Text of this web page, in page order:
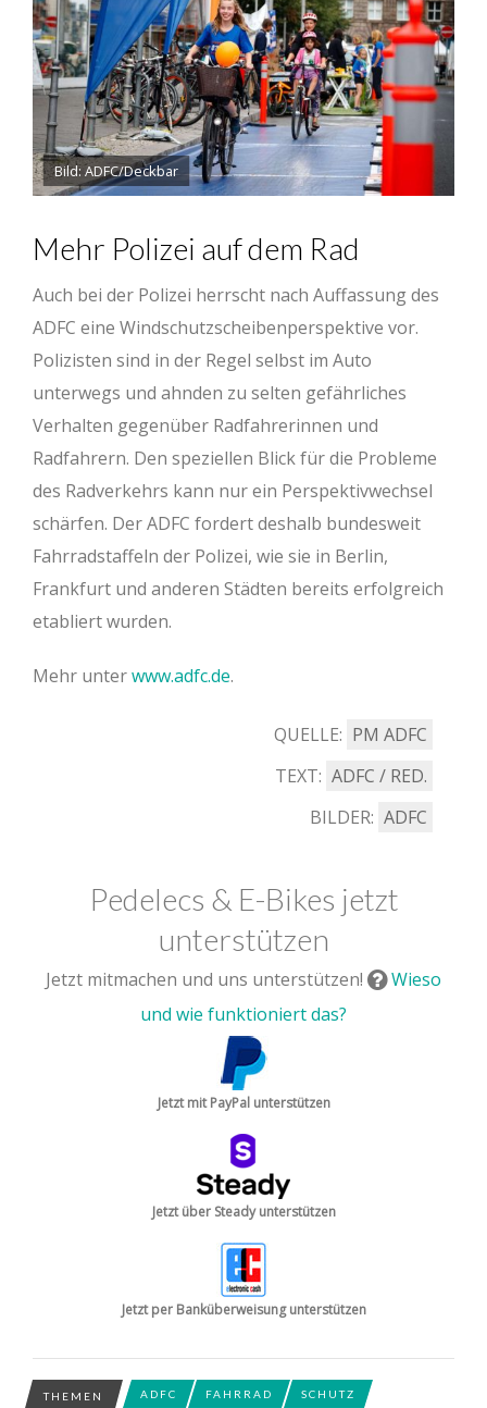
Bild: ADFC/Deckbar
Mehr Polizei auf dem Rad
Auch bei der Polizei herrscht nach Auffassung des
ADFC eine Windschutzscheibenperspektive vor.
Polizisten sind in der Regel selbst im Auto
unterwegs und ahnden zu selten gefährliches
Verhalten gegenüber Radfahrerinnen und
Radfahrern. Den speziellen Blick für die Probleme
des Radverkehrs kann nur ein Perspektivwechsel
schärfen. Der ADFC fordert deshalb bundesweit
Fahrradstaffeln der Polizei, wie sie in Berlin,
Frankfurt und anderen Städten bereits erfolgreich
etabliert wurden.
Mehr unterwww.adfc.de.
QUELLE: PM ADFC
TEXT: ADFC / RED.
BILDER: ADFC
Pedelecs & E-Bikes jetzt
unterstützen
Jetzt mitmachen und uns unterstützen!
Wieso
und wie funktioniert das?
Jetzt mit PayPal unterstützen
Jetzt über Steady unterstützen
Jetzt per Banküberweisung unterstützen
THEMEN ADFC FAHRRAD SCHUTZ